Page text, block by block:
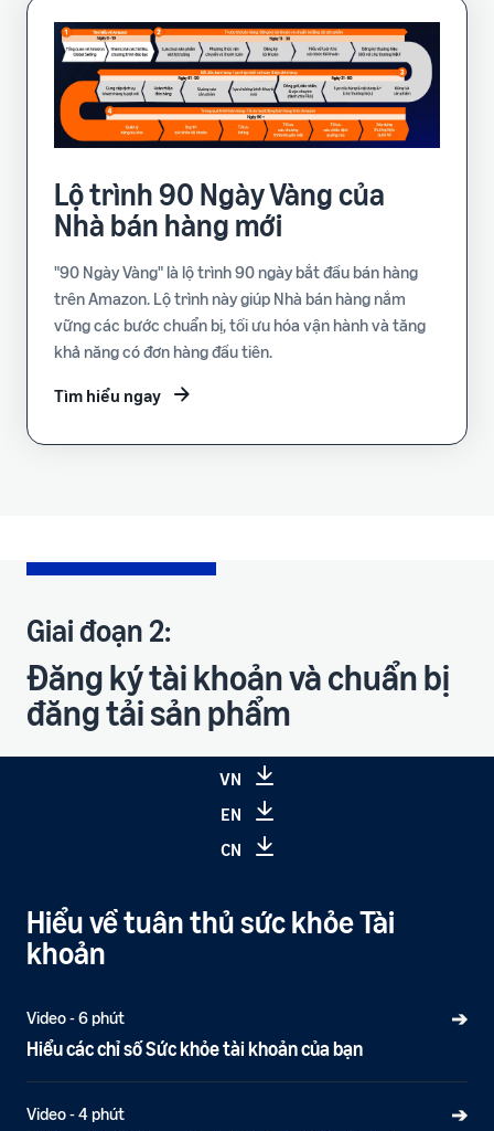
Lộ trình 90 Ngày Vàng của
Nhà bán hàng mới
"90 Ngày Vàng" là lộ trình 90 ngày bắt đầu bán hàng
trên Amazon. Lộ trình này giúp Nhà bán hàng nắm
vững các bước chuẩn bị, tối ưu hóa vận hành và tăng
khả năng có đơn hàng đầu tiên.
Tìm hiểu ngay
Giai đoạn 2:
Đăng ký tài khoản và chuẩn bị
đăng tải sản phẩm
VN
EN
CN
Hiểu về tuân thủ sức khỏe Tài
khoản
Video - 6 phút
➔
Hiểu các chỉ số Sức khỏe tài khoản của bạn
Video - 4 phút
➔